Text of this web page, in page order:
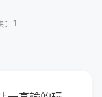
：1